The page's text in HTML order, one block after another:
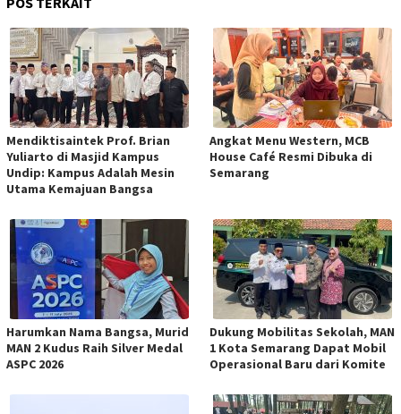
Mendiktisaintek Prof. Brian
Yuliarto di Masjid Kampus
Undip: Kampus Adalah Mesin
Utama Kemajuan Bangsa
Angkat Menu Western, MCB
House Café Resmi Dibuka di
Semarang
Harumkan Nama Bangsa, Murid
MAN 2 Kudus Raih Silver Medal
ASPC 2026
Dukung Mobilitas Sekolah, MAN
1 Kota Semarang Dapat Mobil
Operasional Baru dari Komite